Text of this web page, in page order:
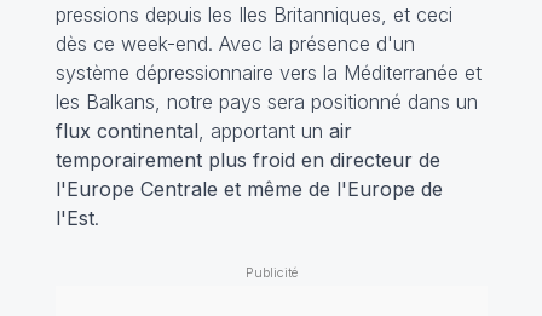
pressions depuis les Iles Britanniques, et ceci
dès ce week-end. Avec la présence d'un
système dépressionnaire vers la Méditerranée et
les Balkans, notre pays sera positionné dans un
flux continental, apportant un air
temporairement plus froid en directeur de
l'Europe Centrale et même de l'Europe de
l'Est.